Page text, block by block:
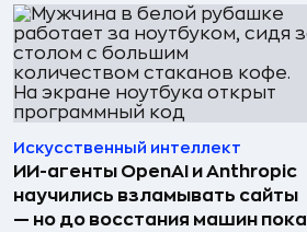
Искусственный интеллект
ИИ-агенты OpenAI и Anthropic
научились взламывать сайты
— но до восстания машин пока